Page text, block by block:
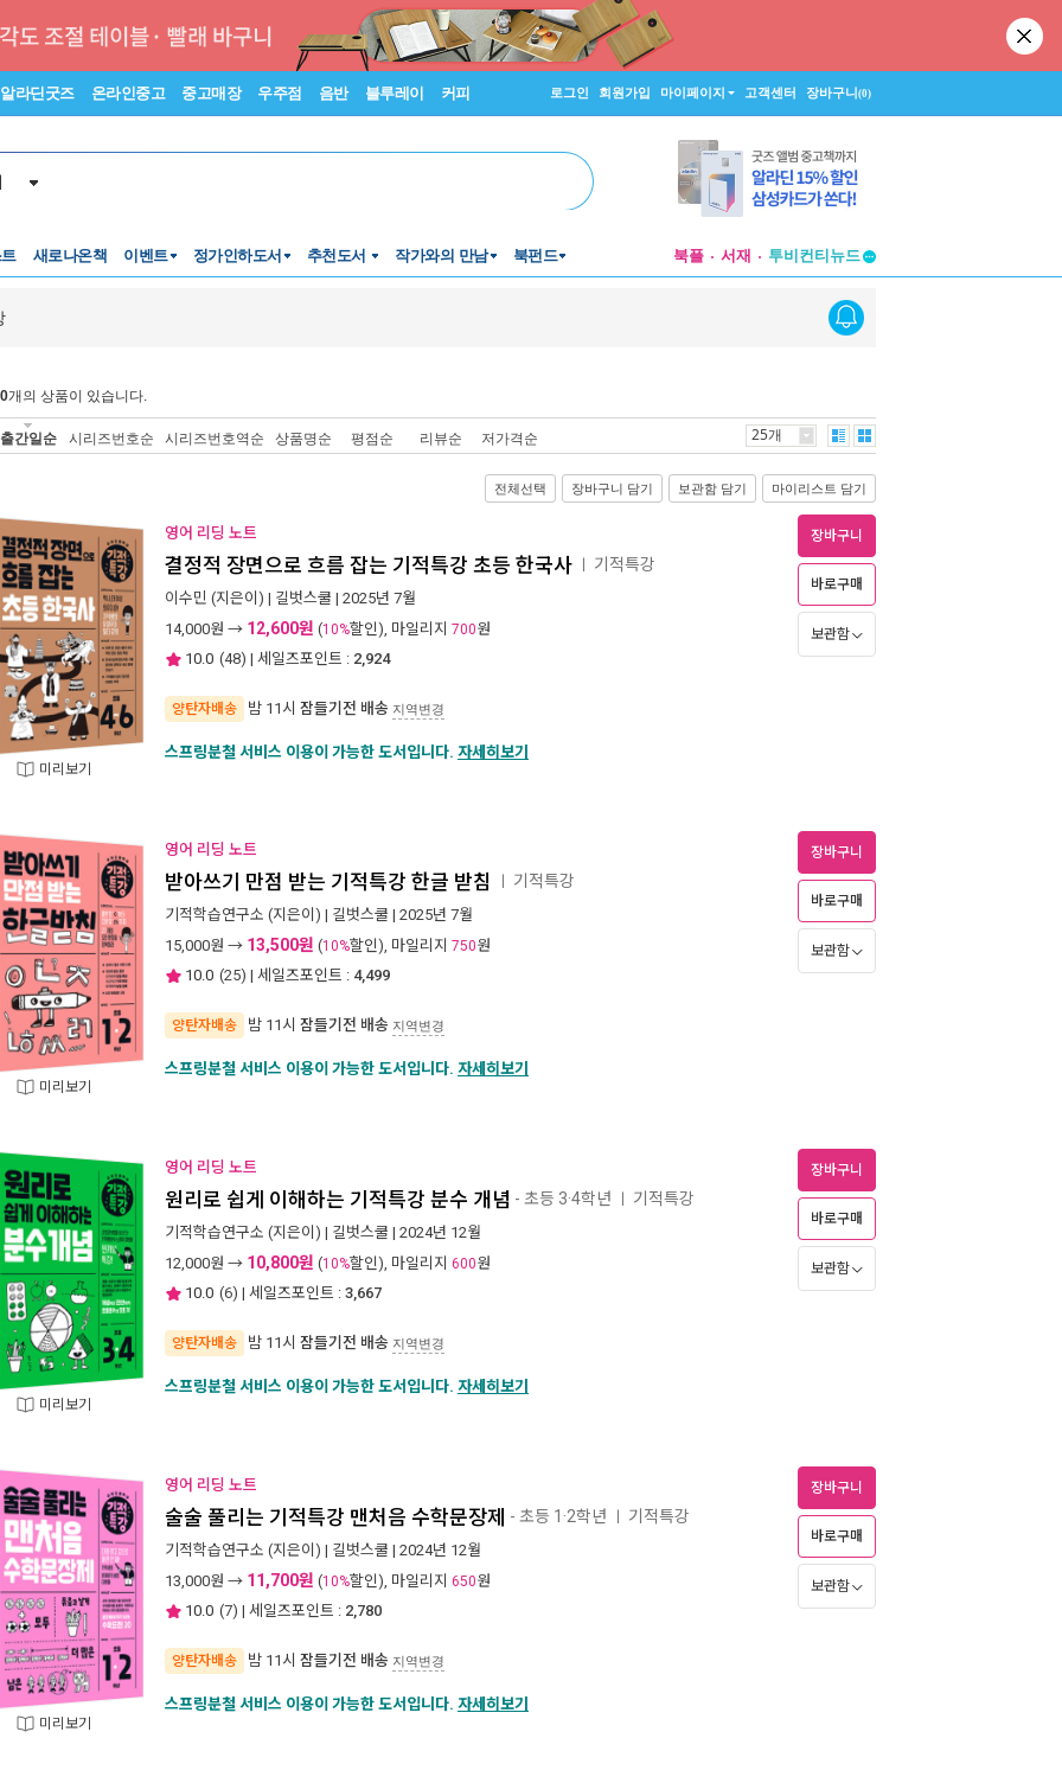
알라딘굿즈 온라인중고 중고매장 우주점 음반 블루레이 커피 로그인 회원가입 마이페이지 고객센터 장바구니(0)
새로나온책 이벤트 정가인하도서 추천도서 작가와의 만남 북펀드 북플 서재
투비컨티뉴드
투비컨티뉴드
개의 상품이 있습니다.
출간일순 시리즈번호순 시리즈번호역순 상품명순 평점순 리뷰순 저가격순 25개
전체선택 장바구니 담기 보관함 담기 마이리스트 담기
미리보기
영어 리딩 노트
결정적 장면으로 흐름 잡는 기적특강 초등 한국사 기적특강
이수민 (지은이) | 길벗스쿨 | 2025년 7월
14,000원 → 12,600원 (10%할인), 마일리지 700원
10.0 (48) | 세일즈포인트 : 2,924
양탄자배송 밤 11시 잠들기전 배송 지역변경
장바구니
바로구매
보관함
스프링분철 서비스 이용이 가능한 도서입니다. 자세히보기
미리보기
영어 리딩 노트
받아쓰기 만점 받는 기적특강 한글 받침 기적특강
기적학습연구소 (지은이) | 길벗스쿨 | 2025년 7월
15,000원 → 13,500원 (10%할인), 마일리지 750원
10.0 (25) | 세일즈포인트 : 4,499
양탄자배송 밤 11시 잠들기전 배송 지역변경
장바구니
바로구매
보관함
스프링분철 서비스 이용이 가능한 도서입니다. 자세히보기
미리보기
영어 리딩 노트
원리로 쉽게 이해하는 기적특강 분수 개념 - 초등 3·4학년 기적특강
기적학습연구소 (지은이) | 길벗스쿨 | 2024년 12월
12,000원 → 10,800원 (10%할인), 마일리지 600원
10.0 (6) | 세일즈포인트 : 3,667
양탄자배송 밤 11시 잠들기전 배송 지역변경
장바구니
바로구매
보관함
스프링분철 서비스 이용이 가능한 도서입니다. 자세히보기
미리보기
영어 리딩 노트
술술 풀리는 기적특강 맨처음 수학문장제 - 초등 1·2학년 기적특강
기적학습연구소 (지은이) | 길벗스쿨 | 2024년 12월
13,000원 → 11,700원 (10%할인), 마일리지 650원
10.0 (7) | 세일즈포인트 : 2,780
양탄자배송 밤 11시 잠들기전 배송 지역변경
장바구니
바로구매
보관함
스프링분철 서비스 이용이 가능한 도서입니다. 자세히보기